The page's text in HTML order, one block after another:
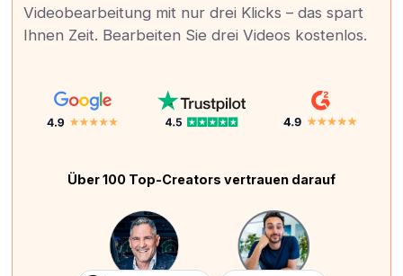
Videobearbeitung mit nur drei Klicks – das spart
Ihnen Zeit. Bearbeiten Sie drei Videos kostenlos.
Über 100 Top-Creators vertrauen darauf